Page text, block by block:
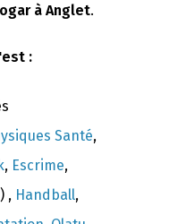
à Anglet.
:
Santé,
, Escrime,
, Handball,